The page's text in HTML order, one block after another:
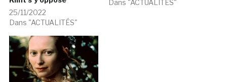
25/11/2022
Dans "ACTUALITÉS"
Dans "ACTUALITÉS"